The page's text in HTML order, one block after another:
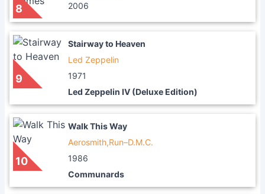
8
2006
9
Stairway to Heaven
Led Zeppelin
1971
Led Zeppelin IV (Deluxe Edition)
10
Walk This Way
Aerosmith,Run–D.M.C.
1986
Communards